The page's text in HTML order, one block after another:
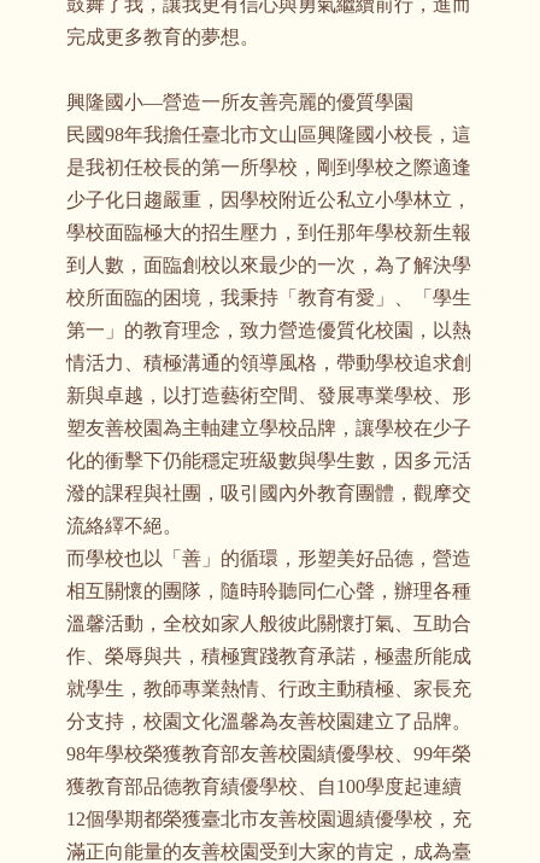
完成更多教育的夢想。
興隆國小—營造一所友善亮麗的優質學園
民國98年我擔任臺北市文山區興隆國小校長，這
是我初任校長的第一所學校，剛到學校之際適逢
少子化日趨嚴重，因學校附近公私立小學林立，
學校面臨極大的招生壓力，到任那年學校新生報
到人數，面臨創校以來最少的一次，為了解決學
校所面臨的困境，我秉持「教育有愛」、「學生
第一」的教育理念，致力營造優質化校園，以熱
情活力、積極溝通的領導風格，帶動學校追求創
新與卓越，以打造藝術空間、發展專業學校、形
塑友善校園為主軸建立學校品牌，讓學校在少子
化的衝擊下仍能穩定班級數與學生數，因多元活
潑的課程與社團，吸引國內外教育團體，觀摩交
流絡繹不絕。
而學校也以「善」的循環，形塑美好品德，營造
相互關懷的團隊，隨時聆聽同仁心聲，辦理各種
溫馨活動，全校如家人般彼此關懷打氣、互助合
作、榮辱與共，積極實踐教育承諾，極盡所能成
就學生，教師專業熱情、行政主動積極、家長充
分支持，校園文化溫馨為友善校園建立了品牌。
98年學校榮獲教育部友善校園績優學校、99年榮
獲教育部品德教育績優學校、自100學度起連續
12個學期都榮獲臺北市友善校園週績優學校，充
滿正向能量的友善校園受到大家的肯定，成為臺